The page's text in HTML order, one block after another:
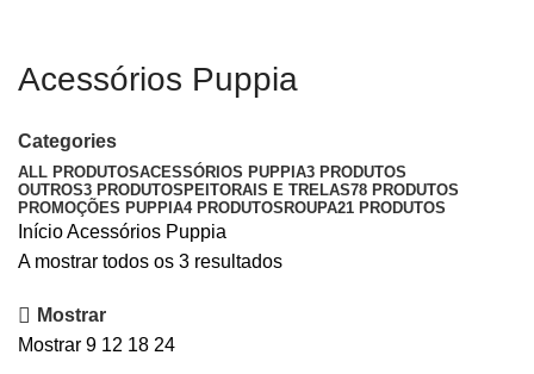
Acessórios Puppia
Categories
ALL PRODUTOSACESSÓRIOS PUPPIA3 PRODUTOS
OUTROS3 PRODUTOSPEITORAIS E TRELAS78 PRODUTOS
PROMOÇÕES PUPPIA4 PRODUTOSROUPA21 PRODUTOS
InícioAcessórios Puppia
A mostrar todos os 3 resultados
Mostrar
Mostrar 9 12 18 24